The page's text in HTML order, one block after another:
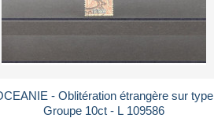
- Oblitération étrangère sur type
Groupe 10ct - L 109586